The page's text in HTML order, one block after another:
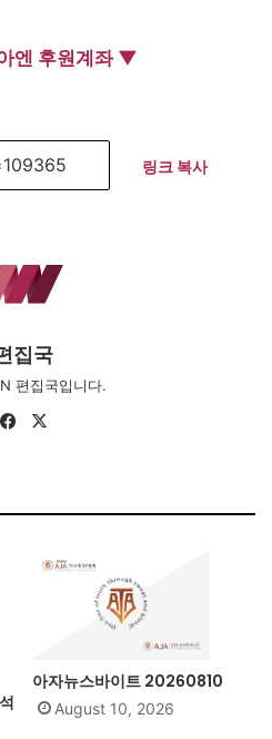
엔 후원계좌 ▼
링크 복사
집국
편집국입니다.
Fa
아자뉴스바이트 20260810
August 10, 2026